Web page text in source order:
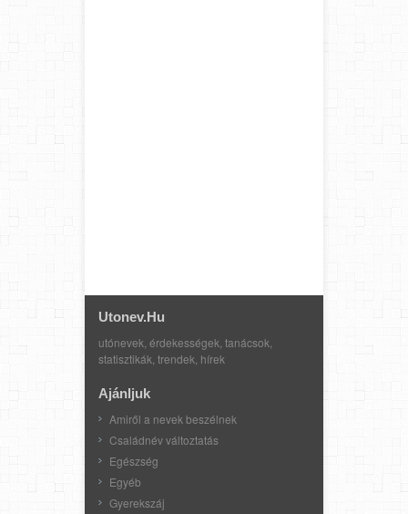
Utonev.hu
utónevek, érdekességek, tanácsok,
statisztikák, trendek, hírek
Ajánljuk
Amiről a nevek beszélnek
Családnév változtatás
Egészség
Egyéb
Gyerekszáj